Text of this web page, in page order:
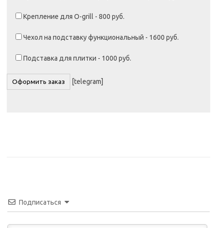
Крепление для O-grill - 800 руб.
Чехол на подставку функциональный - 1600 руб.
Подставка для плитки - 1000 руб.
[telegram]
Подписаться